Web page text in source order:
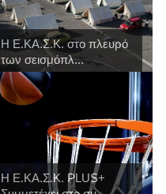
Η Ε.ΚΑ.Σ.Κ. στο πλευρό
των σεισμόπλ...
H Ε.ΚΑ.Σ.Κ. PLUS+